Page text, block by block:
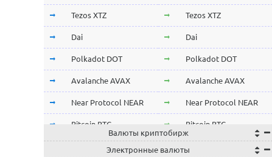
Tezos XTZ Tezos XTZ
Dai Dai
Polkadot DOT Polkadot DOT
Avalanche AVAX Avalanche AVAX
Near Protocol NEAR Near Protocol NEAR
Bitcoin BTC Bitcoin BTC
Terra LUNA
Валюты криптобирж
Электронные валюты